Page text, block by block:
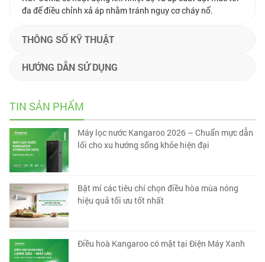
đa để điều chỉnh xả áp nhằm tránh nguy cơ cháy nổ.
THÔNG SỐ KỸ THUẬT
HƯỚNG DẪN SỬ DỤNG
TIN SẢN PHẨM
Máy lọc nước Kangaroo 2026 – Chuẩn mực dẫn
lối cho xu hướng sống khỏe hiện đại
Bật mí các tiêu chí chọn điều hòa mùa nóng
hiệu quả tối ưu tốt nhất
Điều hoà Kangaroo có mặt tại Điện Máy Xanh